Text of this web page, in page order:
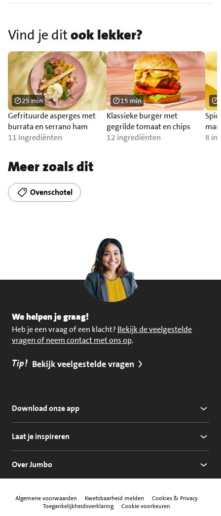
Vind je ditook lekker?
Gefrituurde asperges met
burrata en serrano ham
11 ingrediënten
25 min
Klassieke burger met
gegrilde tomaat en chips
12 ingrediënten
15 min
8
Meer zoals dit
Ovenschotel
We helpen je graag!
Heb je een vraag of een klacht? Bekijk de veelgestelde
vragen of neem contact met ons op.
Tip! Bekijk veelgestelde vragen
Download onze app
Laat je inspireren
Over Jumbo
Algemene voorwaarden Kwetsbaarheid melden
Cookies & Privacy
Toegankelijkheidsverklaring
Cookie voorkeuren